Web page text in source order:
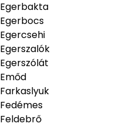
Egerbakta
Egerbocs
Egercsehi
Egerszalók
Egerszólát
Emőd
Farkaslyuk
Fedémes
Feldebrő